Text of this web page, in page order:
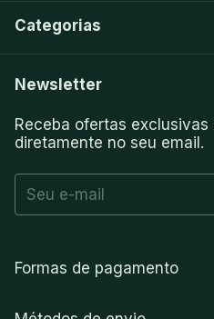
Categorias
Newsletter
Receba ofertas exclusivas
diretamente no seu email.
Formas de pagamento